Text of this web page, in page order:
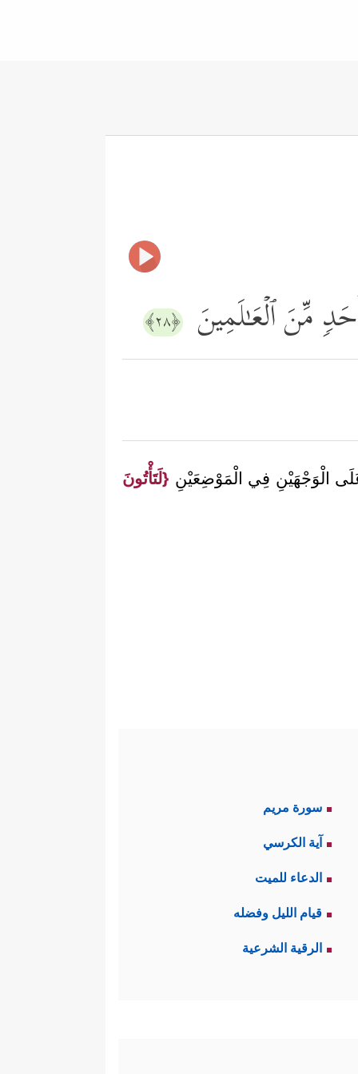
مِّنَ ٱلۡعَـٰلَمِینَ ﴿٢٨﴾
عَلَى الْوَجْهَيْنِ فِي الْمَوْضِعَيْنِ {لَتَأْتُونَ
سورة مريم
آية الكرسي
الدعاء للميت
قيام الليل وفضله
الرقية الشرعية